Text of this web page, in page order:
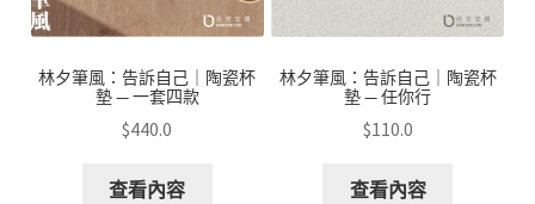
林夕筆風：告訴自己｜陶瓷杯
墊 — 一套四款
$440.0
查看內容
林夕筆風：告訴自己｜陶瓷杯
墊 — 任你行
$110.0
查看內容